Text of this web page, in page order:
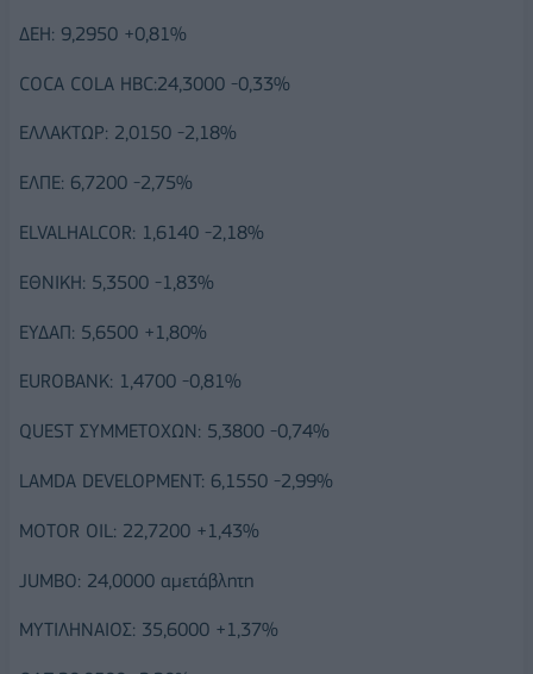
ΔΕΗ: 9,2950 +0,81%
COCA COLA HBC:24,3000 -0,33%
ΕΛΛΑΚΤΩΡ: 2,0150 -2,18%
ΕΛΠΕ: 6,7200 -2,75%
ELVALHALCOR: 1,6140 -2,18%
ΕΘΝΙΚΗ: 5,3500 -1,83%
ΕΥΔΑΠ: 5,6500 +1,80%
EUROBANK: 1,4700 -0,81%
QUEST ΣΥΜΜΕΤΟΧΩΝ: 5,3800 -0,74%
LAMDA DEVELOPMENT: 6,1550 -2,99%
MOTOR OIL: 22,7200 +1,43%
JUMBO: 24,0000 αμετάβλητη
ΜΥΤΙΛΗΝΑΙΟΣ: 35,6000 +1,37%